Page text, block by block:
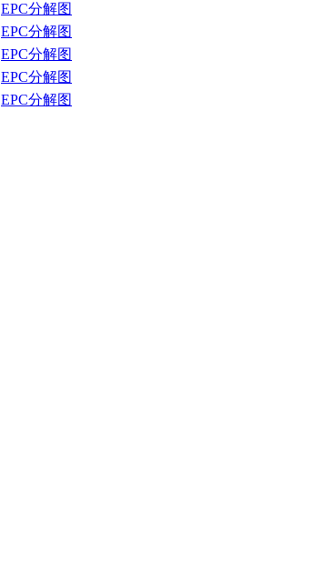
EPC分解图
EPC分解图
EPC分解图
EPC分解图
EPC分解图